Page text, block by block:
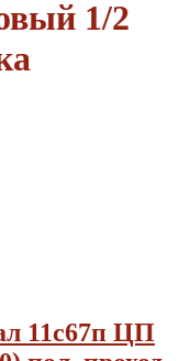
1/2
11с67п ЦП